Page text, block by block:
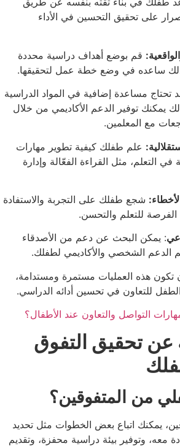
على تحقيق التحسين في الأداء
قم بوضع أهداف دراسية محددة
ساعده في وضع خطة عمل لتحقيقها.
تحتاج مساعدة إضافية في المواد الدراسية
يمكنك توفير الدعم الأكاديمي من خلال
مع المعلمين.
علم طفلك كيفية تطوير مهارات
في التعلم، مثل القراءة الفعّالة وإدارة
شجع طفلك على التجربة والاستفادة
للتعلم والتحسن.
: يمكن البحث عن دعم من الأصدقاء
الدعم الشخصي والأكاديمي لطفلك.
تكون هذه العمليات مستمرة ومستدامة،
للتعاون في تحسين أدائه الدراسي.
التواصل والتعاون عند الأطفال؟
عن تحقيق التفوق
من المتفوقين؟
يمكنك اتباع بعض الخطوات مثل تحديد
معه، وتوفير بيئة دراسية محفزة، وتقديم